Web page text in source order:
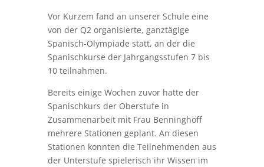
Vor Kurzem fand an unserer Schule eine
von der Q2 organisierte, ganztägige
Spanisch-Olympiade statt, an der die
Spanischkurse der Jahrgangsstufen 7 bis
10 teilnahmen.
Bereits einige Wochen zuvor hatte der
Spanischkurs der Oberstufe in
Zusammenarbeit mit Frau Benninghoﬀ
mehrere Stationen geplant. An diesen
Stationen konnten die Teilnehmenden aus
der Unterstufe spielerisch ihr Wissen im